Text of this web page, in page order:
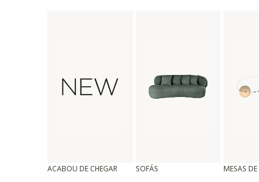
ACABOU DE CHEGAR SOFÁS MESAS